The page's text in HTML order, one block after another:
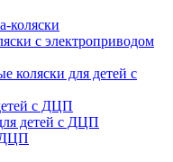
коляски
с электроприводом
коляски для детей с
с ДЦП
детей с ДЦП
ДЦП